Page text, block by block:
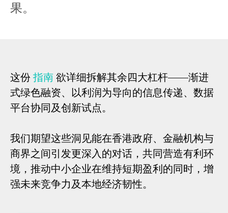
果。
这份 指南 欲详细拆解其余四大杠杆——渐进
式绿色融资、以利润为导向的信息传递、数据
平台协同及创新试点。
我们期望这些洞见能在香港政府、金融机构与
商界之间引发更深入的对话，共同营造有利环
境，推动中小企业在维持短期盈利的同时，增
强未来竞争力及本地经济韧性。